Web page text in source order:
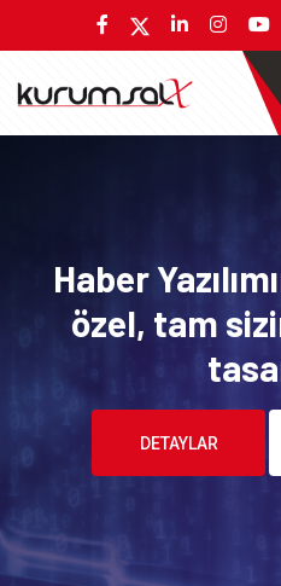
Haber
özel, tam
DETAYLAR